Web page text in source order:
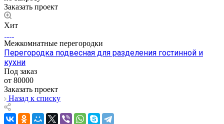
Заказать проект
Хит
Межкомнатные перегородки
Перегородка подвесная для разделения гостинной и
кухни
Под заказ
от 80000
Заказать проект
Назад к списку